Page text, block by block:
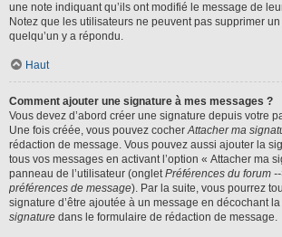
une note indiquant qu’ils ont modifié le message de
Notez que les utilisateurs ne peuvent pas supprimer
quelqu’un y a répondu.
Haut
Comment ajouter une signature à mes messages ?
Vous devez d’abord créer une signature depuis votre
Une fois créée, vous pouvez cocherAttacher ma
rédaction de message. Vous pouvez aussi ajouter la
tous vos messages en activant l’option « Attacher ma
panneau de l’utilisateur (ongletPréférences du forum
préférences de message). Par la suite, vous pourrez
signature d’être ajoutée à un message en décochant
signature dans le formulaire de rédaction de message.